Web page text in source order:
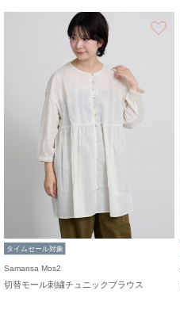
タイムセール対象
Samansa Mos2
切替モール刺繍チュニックブラウス